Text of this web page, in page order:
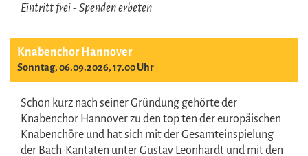
Eintritt frei - Spenden erbeten
Knabenchor Hannover
Sonntag, 06.09.2026, 17.00 Uhr
Schon kurz nach seiner Gründung gehörte der
Knabenchor Hannover zu den top ten der europäischen
Knabenchöre und hat sich mit der Gesamteinspielung
der Bach-Kantaten unter Gustav Leonhardt und mit den